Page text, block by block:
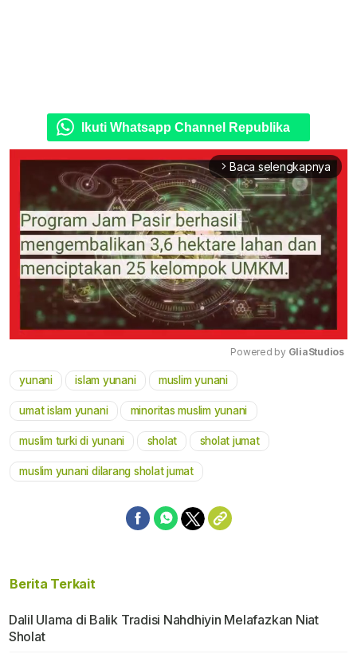
Ikuti Whatsapp Channel Republika
arrow_forward_ios Baca selengkapnya
Powered by GliaStudios
yunani islam yunani muslim yunani
umat islam yunani minoritas muslim yunani
muslim turki di yunani sholat sholat jumat
muslim yunani dilarang sholat jumat
Berita Terkait
Dalil Ulama di Balik Tradisi Nahdhiyin Melafazkan Niat
Sholat